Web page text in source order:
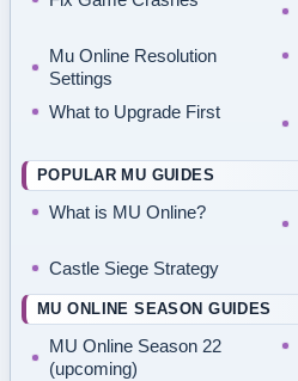
Mu Online Resolution
Settings
What to Upgrade First
POPULAR MU GUIDES
What is MU Online?
Castle Siege Strategy
MU ONLINE SEASON GUIDES
MU Online Season 22
(upcoming)